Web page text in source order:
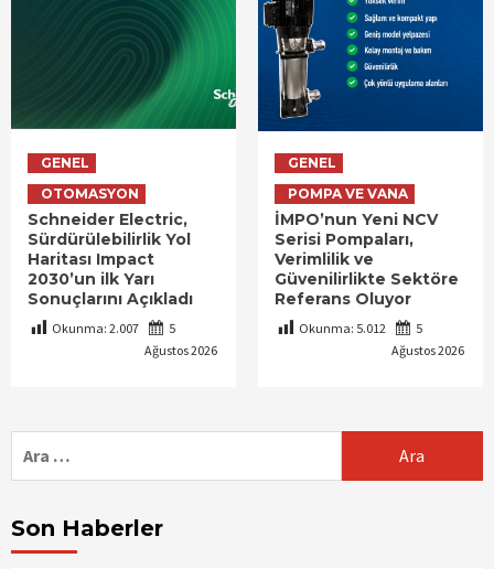
GENEL
OTOMASYON
Schneider Electric,
Sürdürülebilirlik Yol
Haritası Impact
2030’un ilk Yarı
Sonuçlarını Açıkladı
Okunma: 2.007
5
Ağustos 2026
GENEL
POMPA VE VANA
İMPO’nun Yeni NCV
Serisi Pompaları,
Verimlilik ve
Güvenilirlikte Sektöre
Referans Oluyor
Okunma: 5.012
5
Ağustos 2026
Son Haberler